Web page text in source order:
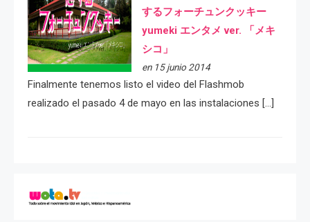
するフォーチュンクッキー
yumeki エンタメ ver. 「メキ
シコ」
en 15 junio 2014
Finalmente tenemos listo el video del Flashmob
realizado el pasado 4 de mayo en las instalaciones […]